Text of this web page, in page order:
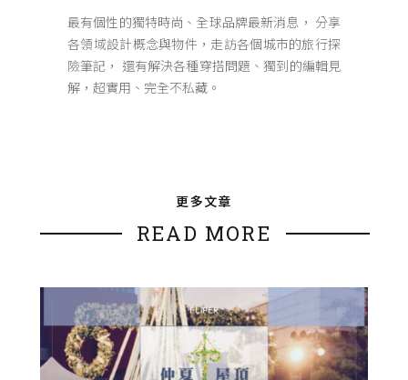
最有個性的獨特時尚、全球品牌最新消息， 分享
各領域設計概念與物件，走訪各個城市的旅行探
險筆記， 還有解決各種穿搭問題、獨到的編輯見
解，超實用、完全不私藏。
更多文章
READ MORE